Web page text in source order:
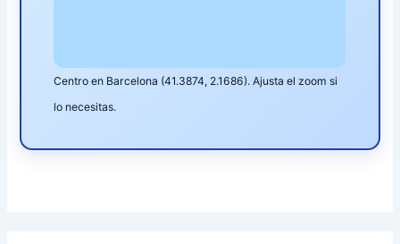
Centro en Barcelona (41.3874, 2.1686). Ajusta el zoom si
lo necesitas.